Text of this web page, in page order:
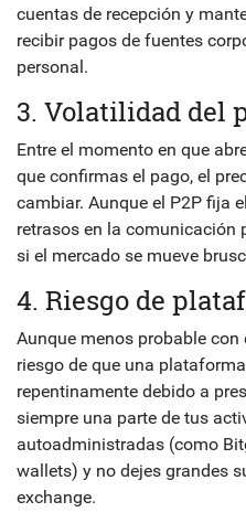
cuentas de recepción y
recibir pagos de fuentes
personal.
3. Volatilidad del
Entre el momento en que
que confirmas el pago, el
cambiar. Aunque el P2P fija
retrasos en la comunicación
si el mercado se mueve
4. Riesgo de
Aunque menos probable con
riesgo de que una
repentinamente debido a
siempre una parte de tus
autoadministradas (como
wallets) y no dejes grandes
exchange.